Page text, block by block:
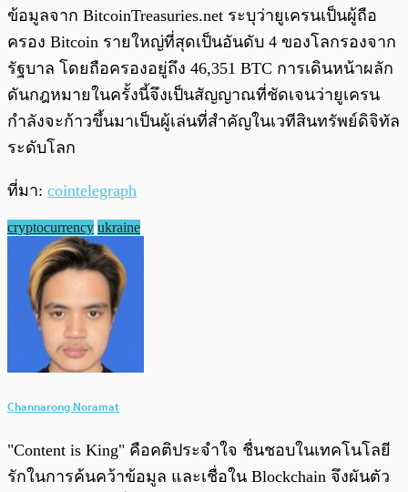
ข้อมูลจาก BitcoinTreasuries.net ระบุว่ายูเครนเป็นผู้ถือ
ครอง Bitcoin รายใหญ่ที่สุดเป็นอันดับ 4 ของโลกรองจาก
รัฐบาล โดยถือครองอยู่ถึง 46,351 BTC การเดินหน้าผลัก
ดันกฎหมายในครั้งนี้จึงเป็นสัญญาณที่ชัดเจนว่ายูเครน
กำลังจะก้าวขึ้นมาเป็นผู้เล่นที่สำคัญในเวทีสินทรัพย์ดิจิทัล
ระดับโลก
ที่มา: cointelegraph
cryptocurrency ukraine
Channarong Noramat
"Content is King" คือคติประจำใจ ชื่นชอบในเทคโนโลยี
รักในการค้นคว้าข้อมูล และเชื่อใน Blockchain จึงผันตัว